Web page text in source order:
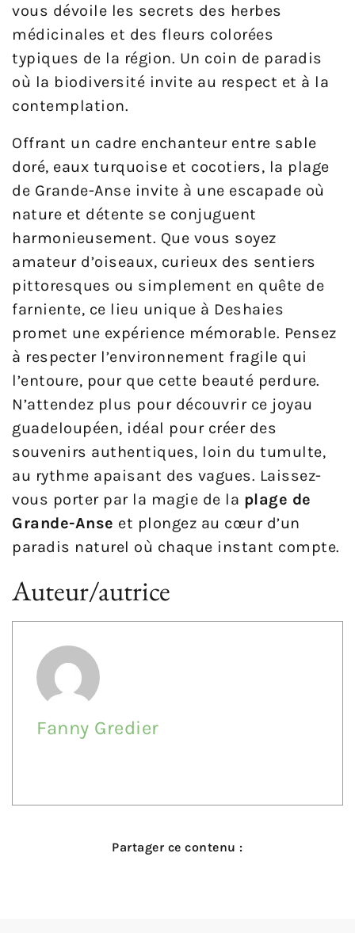
vous dévoile les secrets des herbes
médicinales et des fleurs colorées
typiques de la région. Un coin de paradis
où la biodiversité invite au respect et à la
contemplation.
Offrant un cadre enchanteur entre sable
doré, eaux turquoise et cocotiers, la plage
de Grande-Anse invite à une escapade où
nature et détente se conjuguent
harmonieusement. Que vous soyez
amateur d’oiseaux, curieux des sentiers
pittoresques ou simplement en quête de
farniente, ce lieu unique à Deshaies
promet une expérience mémorable. Pensez
à respecter l’environnement fragile qui
l’entoure, pour que cette beauté perdure.
N’attendez plus pour découvrir ce joyau
guadeloupéen, idéal pour créer des
souvenirs authentiques, loin du tumulte,
au rythme apaisant des vagues. Laissez-
vous porter par la magie de la plage de
Grande-Anse et plongez au cœur d’un
paradis naturel où chaque instant compte.
Auteur/autrice
Fanny Gredier
Partager ce contenu :